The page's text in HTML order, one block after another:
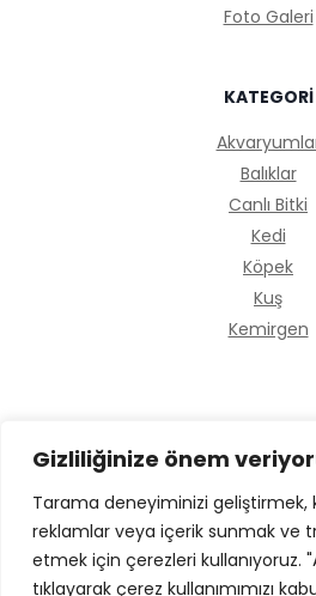
Gizliliğinize önem
Tarama deneyiminizi geliştirmek,
reklamlar veya içerik sunmak ve
etmek için çerezleri kullanıyoruz.
tıklayarak çerez kullanımımızı
Foto Galeri
KATEGORİ
Balıklar
Canlı Bitki
Kedi
Köpek
Kuş
Kemirgen
© 2026 Esvaryum Petshop